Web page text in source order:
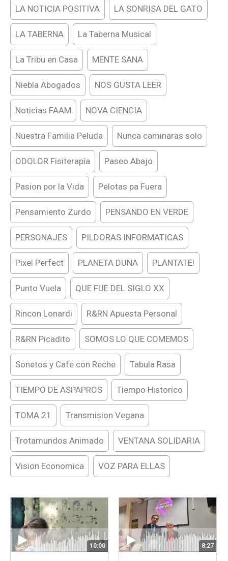
LA NOTICIA POSITIVA LA SONRISA DEL GATO
LA TABERNA La Taberna Musical
La Tribu en Casa MENTE SANA
Niebla Abogados NOS GUSTA LEER
Noticias FAAM NOVA CIENCIA
Nuestra Familia Peluda Nunca caminaras solo
ODOLOR Fisiterapía Paseo Abajo
Pasion por la Vida Pelotas pa Fuera
Pensamiento Zurdo PENSANDO EN VERDE
PERSONAJES PILDORAS INFORMATICAS
Pixel Perfect PLANETA DUNA PLANTATE!
Punto Vuela QUE FUE DEL SIGLO XX
Rincon Lonardi R&RN Apuesta Personal
R&RN Picadito SOMOS LO QUE COMEMOS
Sonetos y Cafe con Reche Tabula Rasa
TIEMPO DE ASPAPROS Tiempo Historico
TOMA 21 Transmision Vegana
Trotamundos Animado VENTANA SOLIDARIA
Vision Economica VOZ PARA ELLAS
10:00 8:27